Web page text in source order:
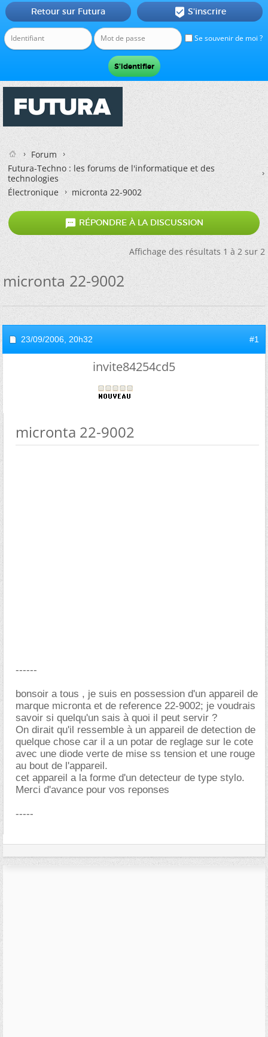
Se souvenir de moi ?
Retour sur Futura  S'inscrire
Forum
Futura-Techno : les forums de l'informatique et des
technologies
Électronique
micronta 22-9002
 RÉPONDRE À LA DISCUSSION
Affichage des résultats 1 à 2 sur 2
micronta 22-9002
23/09/2006, 20h32 #1
invite84254cd5
micronta 22-9002
------
bonsoir a tous , je suis en possession d'un appareil de
marque micronta et de reference 22-9002; je voudrais
savoir si quelqu'un sais à quoi il peut servir ?
On dirait qu'il ressemble à un appareil de detection de
quelque chose car il a un potar de reglage sur le cote
avec une diode verte de mise ss tension et une rouge
au bout de l'appareil.
cet appareil a la forme d'un detecteur de type stylo.
Merci d'avance pour vos reponses
-----